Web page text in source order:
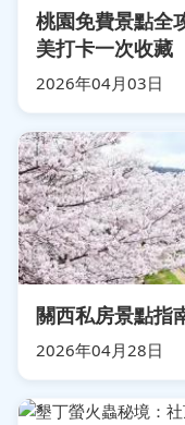
桃園免費景點全
美打卡一次收藏
2026年04月03日
關西私房景點指
2026年04月28日